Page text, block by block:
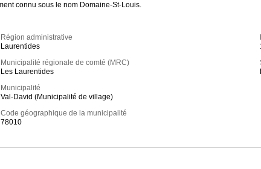
connu sous le nom Domaine-St-Louis.
Région administrative
Laurentides
Municipalité régionale de comté (MRC)
Les Laurentides
Municipalité
Val-David (Municipalité de village)
Code géographique de la municipalité
78010